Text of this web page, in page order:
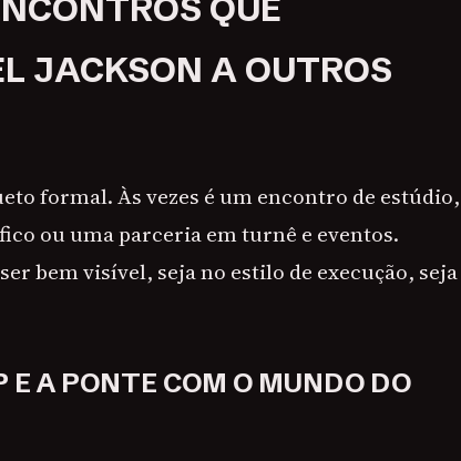
QUE
JACKSON A OUTROS
formal. Às vezes é um encontro de estúdio,
ou uma parceria em turnê e eventos.
bem visível, seja no estilo de execução, seja
A PONTE COM O MUNDO DO